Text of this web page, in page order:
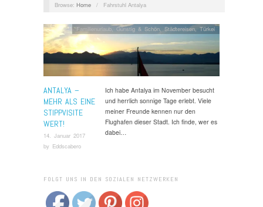
Browse: Home / Fahrstuhl Antalya
ANTALYA –
MEHR ALS EINE
STIPPVISITE
WERT!
14. Januar 2017
by Eddscabero
Familienurlaub,Günstig & Schön,Städtereisen,Türkei
Ich habe Antalya im November besucht
und herrlich sonnige Tage erlebt. Viele
meiner Freunde kennen nur den
Flughafen dieser Stadt. Ich finde, wer es
dabei…
FOLGT UNS IN DEN SOZIALEN NETZWERKEN